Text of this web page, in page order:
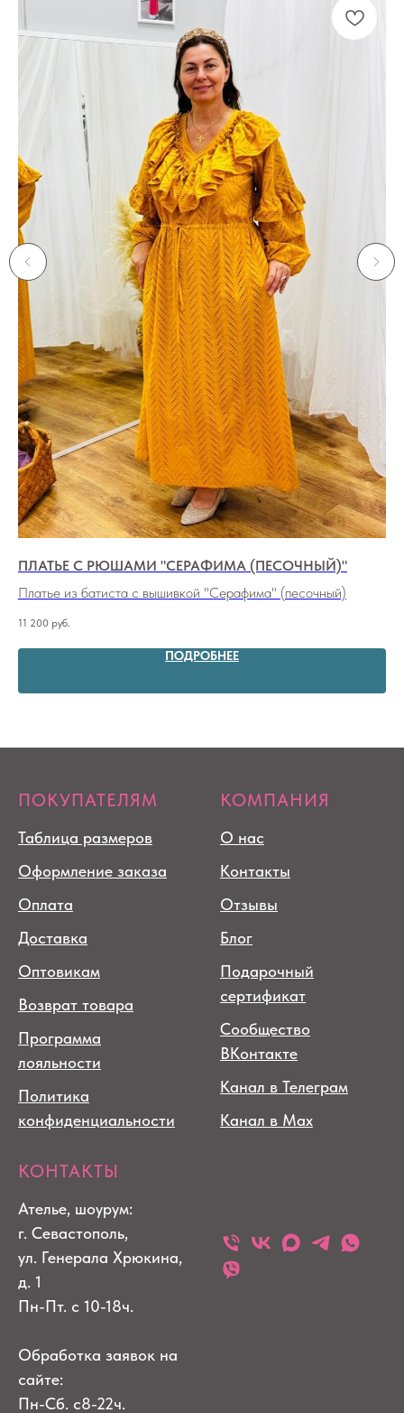
ПЛАТЬЕ С РЮШАМИ "СЕРАФИМА (ПЕСОЧНЫЙ)"
Платье из батиста с вышивкой "Серафима" (песочный)
11 200 руб.
ПОДРОБНЕЕ
ПОКУПАТЕЛЯМ
Таблица размеров
Оформление заказа
Оплата
Доставка
Оптовикам
Возврат товара
Программа
лояльности
Политика
конфиденциальности
КОМПАНИЯ
О нас
Контакты
Отзывы
Блог
Подарочный
сертификат
Сообщество
ВКонтакте
Канал в Телеграм
Канал в Max
КОНТАКТЫ
Ателье, шоурум:
г. Севастополь,
ул. Генерала Хрюкина,
д. 1
Пн-Пт. с 10-18ч.
Обработка заявок на
сайте:
Пн-Сб. с8-22ч.